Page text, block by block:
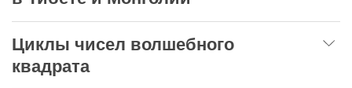
Циклы чисел волшебного
квадрата